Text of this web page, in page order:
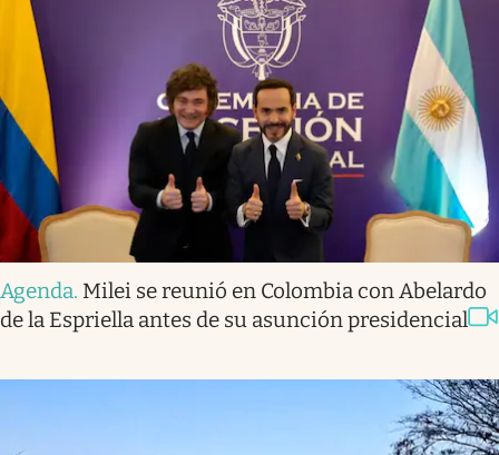
Agenda. Milei se reunió en Colombia con Abelardo
de la Espriella antes de su asunción presidencial